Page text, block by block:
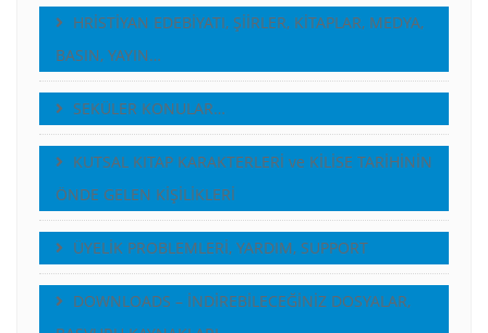
HRİSTİYAN EDEBİYATI, ŞİİRLER, KİTAPLAR, MEDYA,
BASIN, YAYIN…
SEKÜLER KONULAR…
KUTSAL KITAP KARAKTERLERİ ve KİLİSE TARİHİNİN
ÖNDE GELEN KİŞİLİKLERİ
ÜYELİK PROBLEMLERİ, YARDIM, SUPPORT
DOWNLOADS – İNDİREBİLECEĞİNİZ DOSYALAR,